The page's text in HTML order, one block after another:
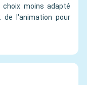
moins adapté
de l'animation pour